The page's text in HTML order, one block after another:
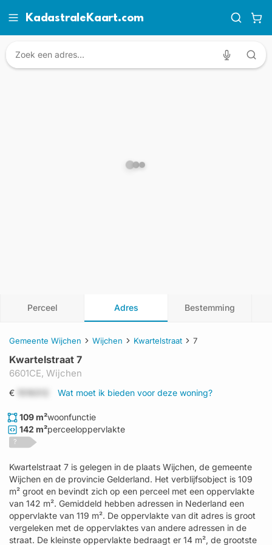
KadastraleKaart.com
Perceel Adres Bestemming
Gemeente Wijchen Wijchen Kwartelstraat 7
Kwartelstraat 7
6601CE, Wijchen
€ Wat moet ik bieden voor deze woning?
109 m²woonfunctie
142 m²perceeloppervlakte
?
Kwartelstraat 7 is gelegen in de plaats Wijchen, de gemeente
Wijchen en de provincie Gelderland. Het verblijfsobject is 109
m² groot en bevindt zich op een perceel met een oppervlakte
van 142 m². Gemiddeld hebben adressen in Nederland een
oppervlakte van 119 m². De oppervlakte van dit adres is groot
vergeleken met de oppervlaktes van andere adressen in de
straat. De kleinste oppervlakte bedraagt er 14 m², de grootste